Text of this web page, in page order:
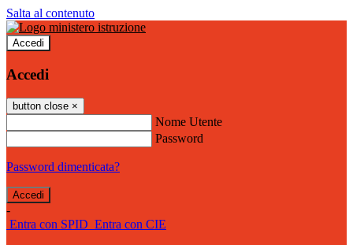
Salta al contenuto
Accedi
Accedi
button close ×
Nome Utente
Password
Password dimenticata?
-
Entra con SPID Entra con CIE